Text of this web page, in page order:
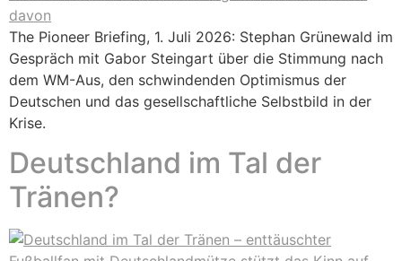
The Pioneer Briefing, 1. Juli 2026: Stephan Grünewald im
Gespräch mit Gabor Steingart über die Stimmung nach
dem WM-Aus, den schwindenden Optimismus der
Deutschen und das gesellschaftliche Selbstbild in der
Krise.
Deutschland im Tal der
Tränen?